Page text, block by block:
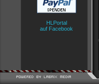
HLPortal
auf Facebook